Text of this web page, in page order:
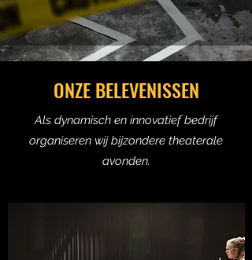
ONZE BELEVENISSEN
Als dynamisch en innovatief bedrijf
organiseren wij bijzondere theaterale
avonden.